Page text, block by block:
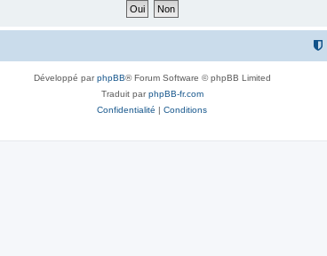
Développé parphpBB® Forum Software © phpBB Limited
Traduit parphpBB-fr.com
Confidentialité | Conditions